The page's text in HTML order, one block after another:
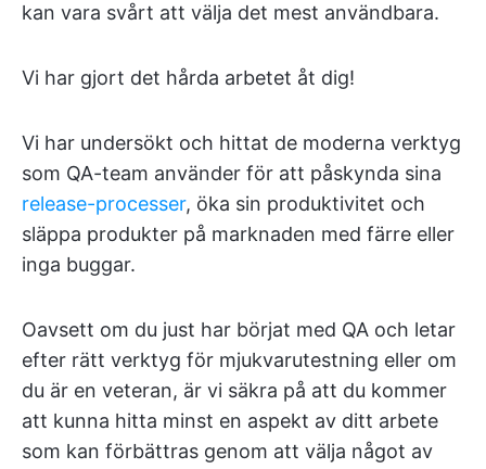
kan vara svårt att välja det mest användbara.
Vi har gjort det hårda arbetet åt dig!
Vi har undersökt och hittat de moderna verktyg
som QA-team använder för att påskynda sina
release-processer, öka sin produktivitet och
släppa produkter på marknaden med färre eller
inga buggar.
Oavsett om du just har börjat med QA och letar
efter rätt verktyg för mjukvarutestning eller om
du är en veteran, är vi säkra på att du kommer
att kunna hitta minst en aspekt av ditt arbete
som kan förbättras genom att välja något av